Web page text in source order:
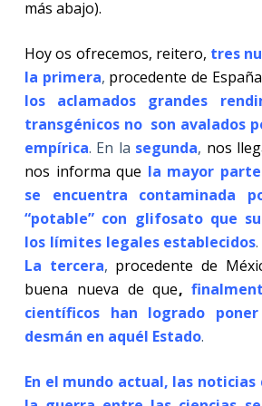
más abajo).
Hoy os ofrecemos, reitero, tres
la primera, procedente de
los aclamados grandes
transgénicos no son avalados
empírica. En la segunda, nos
nos informa que la mayor
se encuentra contaminada
“potable” con glifosato que
los límites legales establecidos.
La tercera, procedente de
buena nueva de que,
científicos han logrado
desmán en aquél Estado.
En el mundo actual, las noticias